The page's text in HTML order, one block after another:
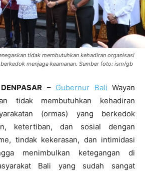
tidak membutuhkan kehadiran organisasi
menjaga keamanan. Sumber foto: ism/gb
– Gubernur Bali Wayan
tidak membutuhkan kehadiran
(ormas) yang berkedok
ketertiban, dan sosial dengan
tindak kekerasan, dan intimidasi
menimbulkan ketegangan di
Bali yang sudah sangat